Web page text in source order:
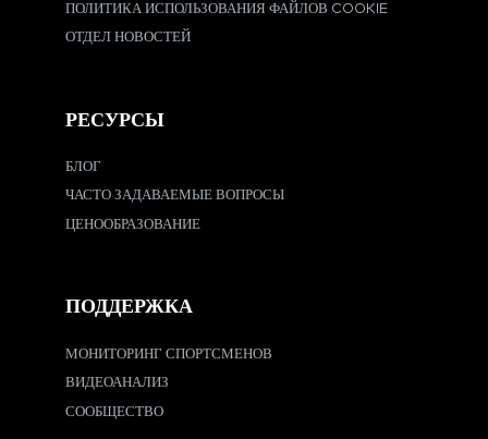
ПОЛИТИКА ИСПОЛЬЗОВАНИЯ ФАЙЛОВ COOKIE
ОТДЕЛ НОВОСТЕЙ
РЕСУРСЫ
БЛОГ
ЧАСТО ЗАДАВАЕМЫЕ ВОПРОСЫ
ЦЕНООБРАЗОВАНИЕ
ПОДДЕРЖКА
МОНИТОРИНГ СПОРТСМЕНОВ
ВИДЕОАНАЛИЗ
СООБЩЕСТВО